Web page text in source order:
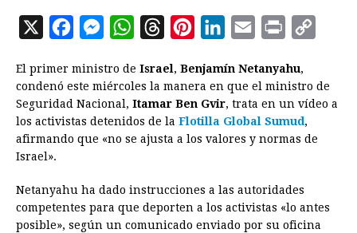
X
c
e
b
o
k
M
s
s
e
n
e
W
a
t
s
A
p
r
e
a
d
n
t
e
r
s
n
k
e
d
n
a
i
l
i
n
t
y
i
El primer ministro de Israel, Benjamín Netanyahu,
condenó este miércoles la manera en que el ministro de
Seguridad Nacional, Itamar Ben Gvir, trata en un vídeo a
los activistas detenidos de la Flotilla Global Sumud,
afirmando que «no se ajusta a los valores y normas de
Israel».
Netanyahu ha dado instrucciones a las autoridades
competentes para que deporten a los activistas «lo antes
posible», según un comunicado enviado por su oficina